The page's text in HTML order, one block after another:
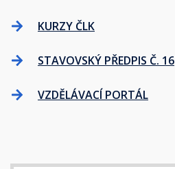
KURZY ČLK
STAVOVSKÝ PŘEDPIS Č. 16
VZDĚLÁVACÍ PORTÁL